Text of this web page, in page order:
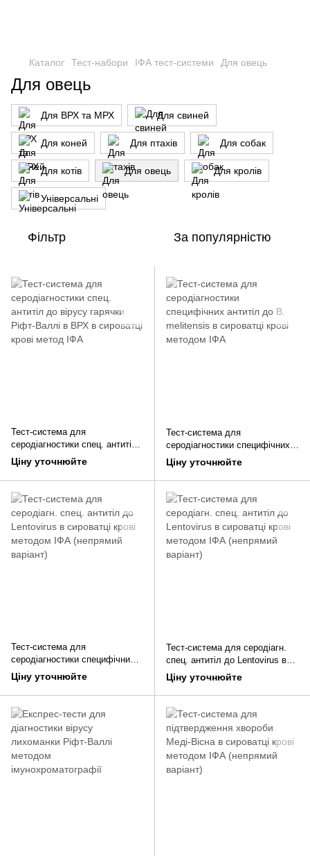
Каталог Тест-набори ІФА тест-системи Для овець
Для овець
Для ВРХ та МРХ Для свиней
Для коней Для птахів Для собак
Для котів Для овець Для кролів
Універсальні
Фільтр За популярністю
Тест-система для
серодіагностики спец. антитіл
до вірусу гарячки Ріфт-Валлі в
ВРХ в сироватці крові метод
ІФА
Ціну уточнюйте
Тест-система для
серодіагностики специфічних
антитіл до B. melitensis в
сироватці крові методом ІФА
Ціну уточнюйте
Тест-система для
серодіагностики специфічних
антитіл до Lentovirus в
сироватці крові методом ІФА
(непрямий варіант), 5
планшетів
Ціну уточнюйте
Тест-система для серодіагн.
спец. антитіл до Lentovirus в
сироватці крові методом ІФА
(непрямий варіант)
Ціну уточнюйте